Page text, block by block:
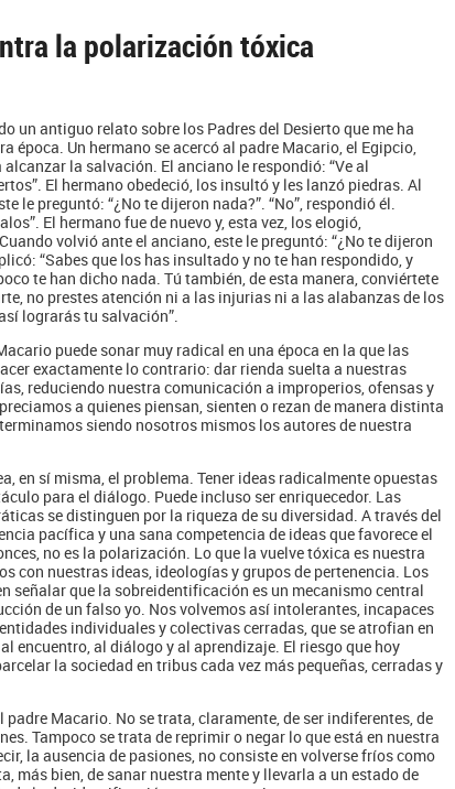
la polarización tóxica
un antiguo relato sobre los Padres del Desierto que me ha
época. Un hermano se acercó al padre Macario, el Egipcio,
la salvación. El anciano le respondió: “Ve al
El hermano obedeció, los insultó y les lanzó piedras. Al
le preguntó: “¿No te dijeron nada?”. “No”, respondió él.
El hermano fue de nuevo y, esta vez, los elogió,
volvió ante el anciano, este le preguntó: “¿No te dijeron
“Sabes que los has insultado y no te han respondido, y
te han dicho nada. Tú también, de esta manera, conviértete
no prestes atención ni a las injurias ni a las alabanzas de los
lograrás tu salvación”.
puede sonar muy radical en una época en la que las
exactamente lo contrario: dar rienda suelta a nuestras
reduciendo nuestra comunicación a improperios, ofensas y
a quienes piensan, sienten o rezan de manera distinta
siendo nosotros mismos los autores de nuestra
en sí misma, el problema. Tener ideas radicalmente opuestas
para el diálogo. Puede incluso ser enriquecedor. Las
se distinguen por la riqueza de su diversidad. A través del
pacífica y una sana competencia de ideas que favorece el
no es la polarización. Lo que la vuelve tóxica es nuestra
con nuestras ideas, ideologías y grupos de pertenencia. Los
señalar que la sobreidentificación es un mecanismo central
de un falso yo. Nos volvemos así intolerantes, incapaces
individuales y colectivas cerradas, que se atrofian en
encuentro, al diálogo y al aprendizaje. El riesgo que hoy
la sociedad en tribus cada vez más pequeñas, cerradas y
padre Macario. No se trata, claramente, de ser indiferentes, de
Tampoco se trata de reprimir o negar lo que está en nuestra
la ausencia de pasiones, no consiste en volverse fríos como
más bien, de sanar nuestra mente y llevarla a un estado de